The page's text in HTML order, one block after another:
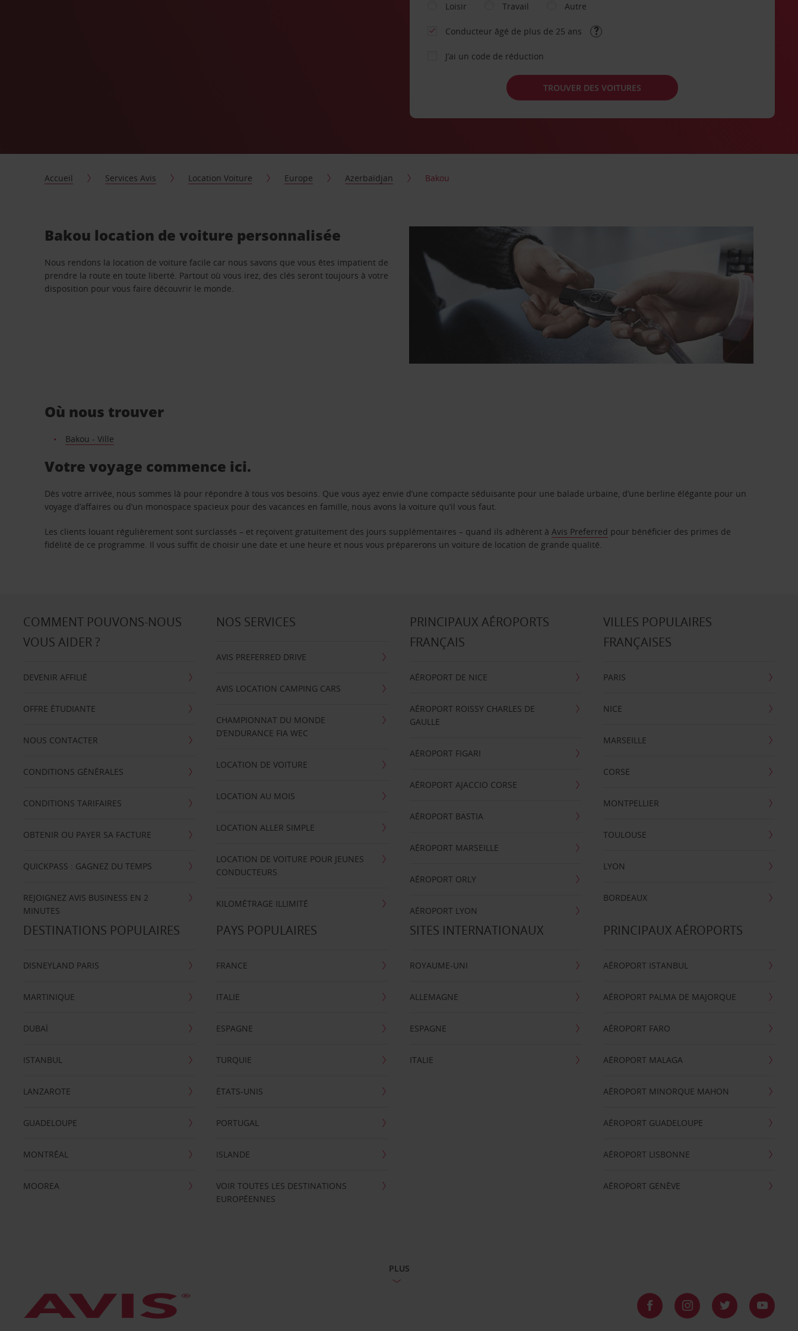
Loisir
Travail Autre
Conducteur âgé de plus de 25 ans
J’ai un code de réduction
TROUVER DES VOITURES
Accueil Services Avis Location Voiture Europe Azerbaïdjan Bakou
Bakou location de voiture personnalisée
Nous rendons la location de voiture facile car nous savons que vous êtes impatient de
prendre la route en toute liberté. Partout où vous irez, des clés seront toujours à votre
disposition pour vous faire découvrir le monde.
Où nous trouver
Bakou - Ville
Votre voyage commence ici.
Dès votre arrivée, nous sommes là pour répondre à tous vos besoins. Que vous ayez envie d’une compacte séduisante pour une balade urbaine, d’une berline élégante pour un
voyage d’affaires ou d’un monospace spacieux pour des vacances en famille, nous avons la voiture qu’il vous faut.
Les clients louant régulièrement sont surclassés – et reçoivent gratuitement des jours supplémentaires – quand ils adhèrent àAvis Preferred pour bénéficier des primes de
fidélité de ce programme. Il vous suffit de choisir une date et une heure et nous vous préparerons un voiture de location de grande qualité.
COMMENT POUVONS-NOUS
VOUS AIDER ?
DEVENIR AFFILIÉ
OFFRE ÉTUDIANTE
NOUS CONTACTER
CONDITIONS GÉNÉRALES
CONDITIONS TARIFAIRES
OBTENIR OU PAYER SA FACTURE
QUICKPASS : GAGNEZ DU TEMPS
REJOIGNEZ AVIS BUSINESS EN 2
MINUTES
NOS SERVICES
AVIS PREFERRED DRIVE
AVIS LOCATION CAMPING CARS
CHAMPIONNAT DU MONDE
D’ENDURANCE FIA WEC
LOCATION DE VOITURE
LOCATION AU MOIS
LOCATION ALLER SIMPLE
LOCATION DE VOITURE POUR JEUNES
CONDUCTEURS
KILOMÉTRAGE ILLIMITÉ
PRINCIPAUX AÉROPORTS
FRANÇAIS
AÉROPORT DE NICE
AÉROPORT ROISSY CHARLES DE
GAULLE
AÉROPORT FIGARI
AÉROPORT AJACCIO CORSE
AÉROPORT BASTIA
AÉROPORT MARSEILLE
AÉROPORT ORLY
AÉROPORT LYON
VILLES POPULAIRES
FRANÇAISES
PARIS
NICE
MARSEILLE
CORSE
MONTPELLIER
TOULOUSE
LYON
BORDEAUX
DESTINATIONS POPULAIRES
DISNEYLAND PARIS
MARTINIQUE
DUBAÏ
ISTANBUL
LANZAROTE
GUADELOUPE
MONTRÉAL
MOOREA
PAYS POPULAIRES
FRANCE
ITALIE
ESPAGNE
TURQUIE
ÉTATS-UNIS
PORTUGAL
ISLANDE
VOIR TOUTES LES DESTINATIONS
EUROPÉENNES
SITES INTERNATIONAUX
ROYAUME-UNI
ALLEMAGNE
ESPAGNE
ITALIE
PRINCIPAUX AÉROPORTS
AÉROPORT ISTANBUL
AÉROPORT PALMA DE MAJORQUE
AÉROPORT FARO
AÉROPORT MALAGA
AÉROPORT MINORQUE MAHON
AÉROPORT GUADELOUPE
AÉROPORT LISBONNE
AÉROPORT GENÈVE
PLUS